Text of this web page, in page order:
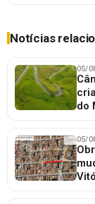
Notícias
05/
do
05/